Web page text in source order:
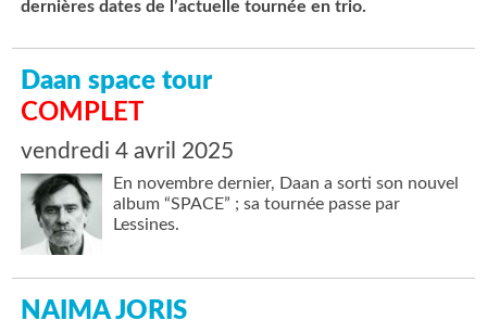
dernières dates de l’actuelle tournée en trio.
Daan space tour
COMPLET
vendredi 4 avril 2025
En novembre dernier, Daan a sorti son nouvel
album “SPACE” ; sa tournée passe par
Lessines.
NAIMA JORIS